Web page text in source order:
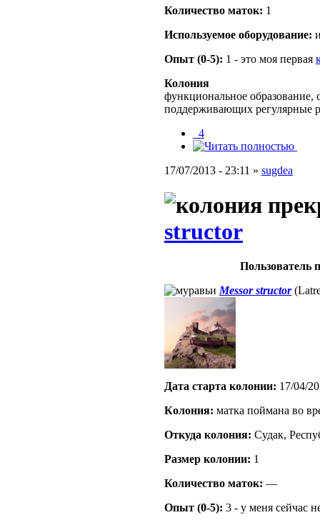
Количество маток: 1
Используемое оборудование:
Опыт (0-5): 1 - это моя первая
Колония
функциональное образование,
поддерживающих регулярные
_4
17/07/2013 - 23:11 » sugdea
structor
Пользователь
Messor structor
Дата старта кoлонии: 17/04/
Кoлония: матка поймана во
Откуда кoлония: Судак,
Размер кoлонии: 1
Количество маток: —
Опыт (0-5): 3 - у меня сейчас